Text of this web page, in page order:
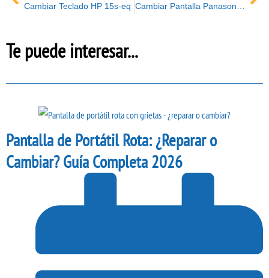
Cambiar Teclado HP 15s-eq Cambiar Pantalla Panasonic ToughBook
Te puede interesar...
Pantalla de Portátil Rota: ¿Reparar o
Cambiar? Guía Completa 2026